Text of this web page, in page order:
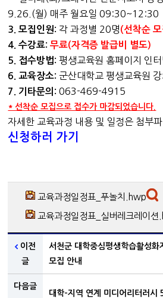
9.26.(월) 매주 월요일 09:30~12:30
3. 모집인원: 각 과정별 20명 (선착순
4. 수강료:무료(자격증 발급비 별도)
5. 접수방법: 평생교육원 홈페이지 인
6. 교육장소: 군산대학교 평생교육원 강
7. 기타문의: 063-469-4915
* 선착순 모집으로 접수가 마감되었습니다.
자세한 교육과정 내용 및 일정은 첨부
신청하러 가기
교육과정일정표_푸놀치.hwp
교육과정일정표_실버레크레이션
이전
글
서천군 대학중심평생학습활성화
모집 안내
다음글
대학-지역 연계 미디어리터러시